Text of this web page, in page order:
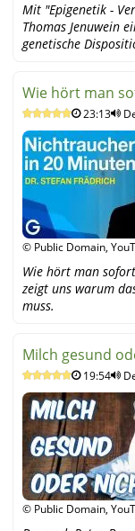
Mit "Epigenetik -
Thomas Jenuwein
genetische
Wie hört man
Stefan Frädrich
23:13
© Public Domain,
Wie hört man
zeigt uns warum
muss.
Milch gesund
19:54
© Public Domain,